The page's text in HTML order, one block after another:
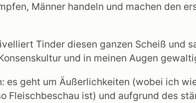
Männer handeln und machen den
Tinder diesen ganzen Scheiß und
und in meinen Augen
geht um Äußerlichkeiten (wobei ich
Fleischbeschau ist) und aufgrund des